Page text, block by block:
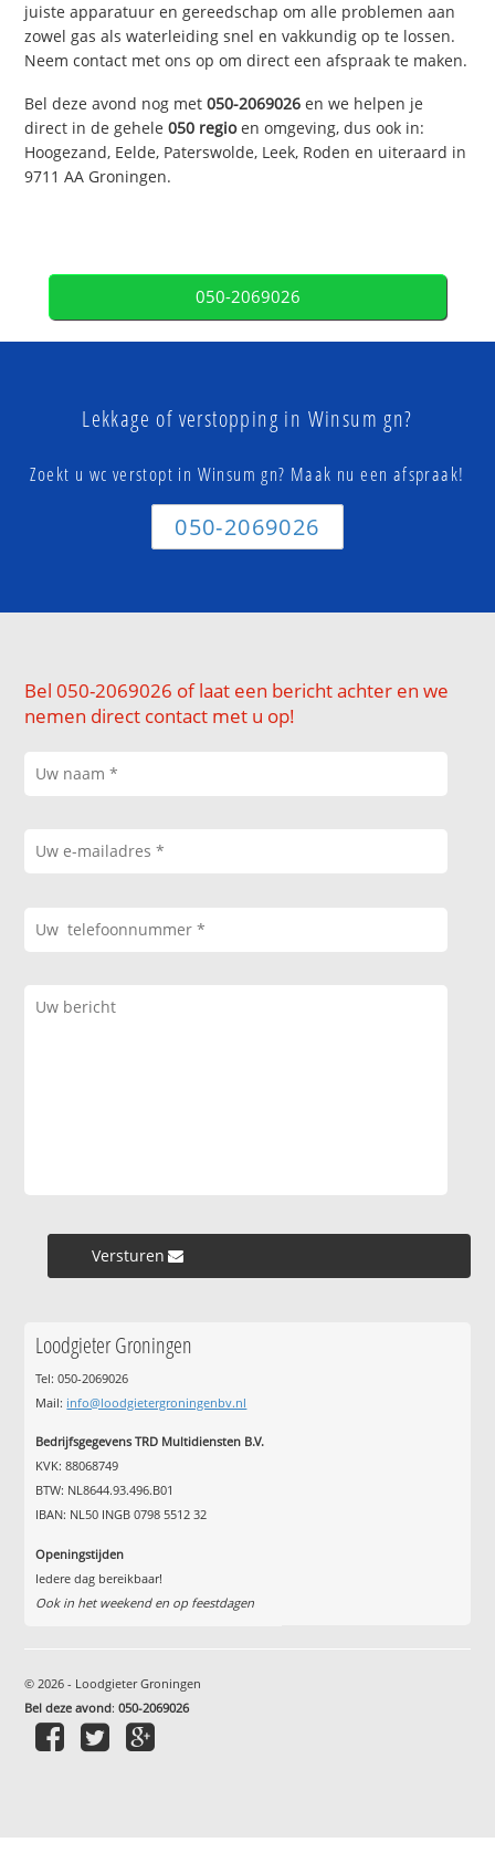
juiste apparatuur en gereedschap om alle problemen aan
zowel gas als waterleiding snel en vakkundig op te lossen.
Neem contact met ons op om direct een afspraak te maken.
Bel deze avond nog met050-2069026 en we helpen je
direct in de gehele050 regioen omgeving, dus ook in:
Hoogezand, Eelde, Paterswolde, Leek, Roden en uiteraard in
9711 AA Groningen.
050-2069026
Lekkage of verstopping in Winsum gn?
Zoekt u wc verstopt in Winsum gn? Maak nu een afspraak!
050-2069026
Bel 050-2069026 of laat een bericht achter en we
nemen direct contact met u op!
Versturen »
Loodgieter Groningen
Tel: 050-2069026
Mail: info@loodgietergroningenbv.nl
Bedrijfsgegevens TRD Multidiensten B.V.
KVK: 88068749
BTW: NL8644.93.496.B01
IBAN: NL50 INGB 0798 5512 32
Openingstijden
Iedere dag bereikbaar!
Ook in het weekend en op feestdagen
© 2026 - Loodgieter Groningen
Bel deze avond:050-2069026